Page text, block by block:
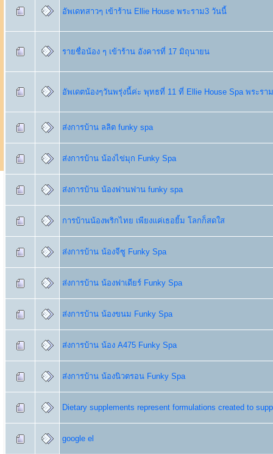
อัพเดทสาวๆ เข้าร้าน Ellie House พระราม3 วันนี้
รายชื่อน้อง ๆ เข้าร้าน อังคารที่ 17 มิถุนายน
อัพเดตน้องๆวันพรุ่งนี้ค่ะ พุทธที่ 11 ที่ Ellie House Spa พระรา
ส่งการบ้าน ลลิต funky spa
ส่งการบ้าน น้องไข่มุก Funky Spa
ส่งการบ้าน น้องฟานฟาน funky spa
การบ้านน้องพริกไทย เพียงแค่เธอยิ้ม โลกก็สดใส
ส่งการบ้าน น้องจีซู Funky Spa
ส่งการบ้าน น้องฟาเดียร์ Funky Spa
ส่งการบ้าน น้องขนม Funky Spa
ส่งการบ้าน น้อง A475 Funky Spa
ส่งการบ้าน น้องนิวตรอน Funky Spa
Dietary supplements represent formulations created to
google el